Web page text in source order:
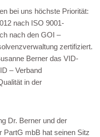
bei uns höchste Priorität:
nach ISO 9001-
nach den GOI –
zertifiziert.
Berner das VID-
– Verband
in der
Dr. Berner und der
PartG mbB hat seinen Sitz